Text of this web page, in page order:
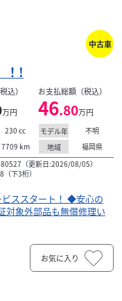
、都会的なデザ
の196ccから排
、2.1kg-
で最高出力、最
ーを装備し、始
の名に恥じない
さを兼ね備えてい
中古車
！!
込）
万円
お支払総額（税込）
46.80万円
230 cc モデル年
不明
7709 km 地域
福岡県
（更新日:2026/08/05）
下3桁）
ススタート！ ◆安心の
対象外部品も無償修理い
お気に入り